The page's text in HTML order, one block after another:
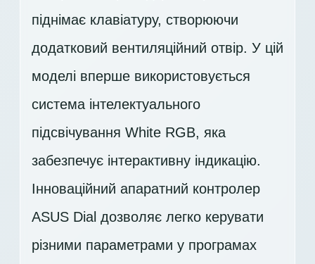
піднімає клавіатуру, створюючи
додатковий вентиляційний отвір. У цій
моделі вперше використовується
система інтелектуального
підсвічування White RGB, яка
забезпечує інтерактивну індикацію.
Інноваційний апаратний контролер
ASUS Dial дозволяє легко керувати
різними параметрами у програмах